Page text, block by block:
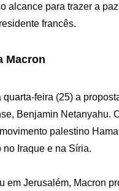
alcance para trazer a
francês.
Macron
feira (25) a
Benjamin Netanyahu.
palestino
Iraque e na Síria.
em Jerusalém, Macron